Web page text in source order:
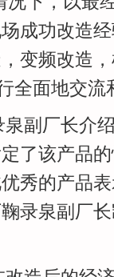
成功改造
变频改造
全面地交流
副厂长介
了该产品
秀的产品
录泉副厂